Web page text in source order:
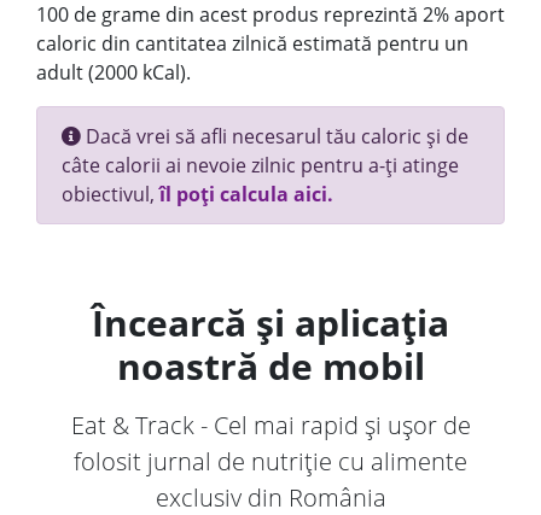
100 de grame din acest produs reprezintă 2% aport
caloric din cantitatea zilnică estimată pentru un
adult (2000 kCal).
Dacă vrei să afli necesarul tău caloric și de
câte calorii ai nevoie zilnic pentru a-ți atinge
obiectivul,îl poți calcula aici.
Încearcă și aplicația
noastră de mobil
Eat & Track - Cel mai rapid și ușor de
folosit jurnal de nutriție cu alimente
exclusiv din România